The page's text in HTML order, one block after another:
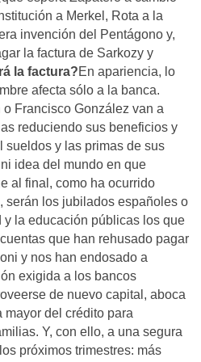
a Merkel, Rota a la
invención del Pentágono y,
la factura de Sarkozy y
la factura?En apariencia, lo
afecta sólo a la banca.
Francisco González van a
reduciendo sus beneficios y
sueldos y las primas de sus
idea del mundo en que
al final, como ha ocurrido
serán los jubilados españoles o
y la educación públicas los que
que han rehusado pagar
y nos han endosado a
exigida a los bancos
de nuevo capital, aboca
del crédito para
Y, con ello, a una segura
próximos trimestres: más